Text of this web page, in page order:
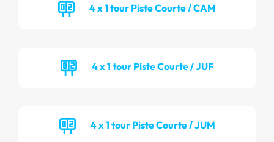
4 x 1 tour Piste Courte / CAM
4 x 1 tour Piste Courte / JUF
4 x 1 tour Piste Courte / JUM